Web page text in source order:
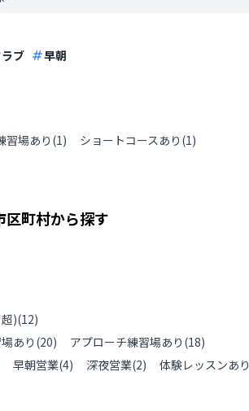
ブ 早朝
習場あり(1) ショートコースあり (1)
区町村から探す
)(12)
あり (20) アプローチ練習場あり (18)
早朝営業(4) 深夜営業(2) 体験レッスンあり